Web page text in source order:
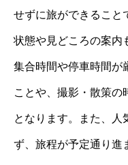
せずに旅ができること
状態や見どころの案内
集合時間や停車時間が
ことや、撮影・散策の
となります。また、人
ず、旅程が予定通り進